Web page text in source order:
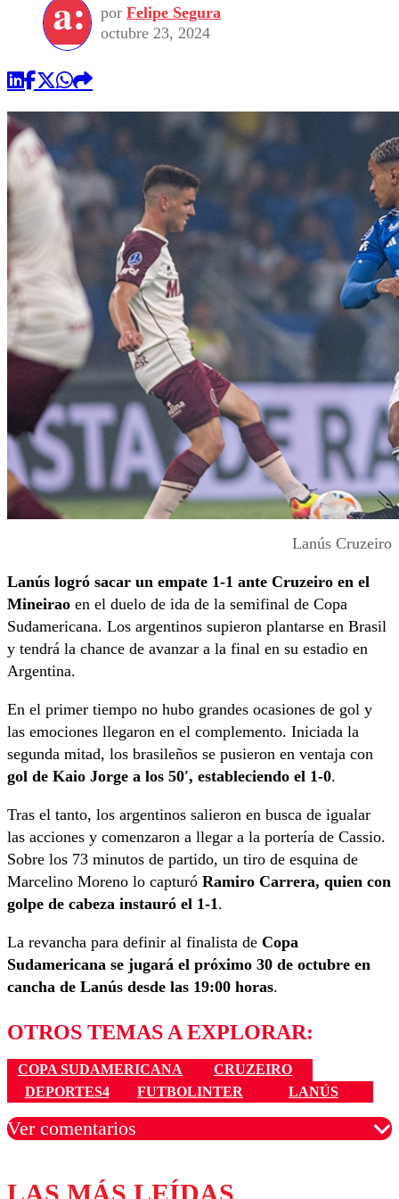
por Felipe Segura
octubre 23, 2024
Lanús Cruzeiro
Lanús logró sacar un empate 1-1 ante Cruzeiro en el
Mineirao en el duelo de ida de la semifinal de Copa
Sudamericana. Los argentinos supieron plantarse en Brasil
y tendrá la chance de avanzar a la final en su estadio en
Argentina.
En el primer tiempo no hubo grandes ocasiones de gol y
las emociones llegaron en el complemento. Iniciada la
segunda mitad, los brasileños se pusieron en ventaja con
gol de Kaio Jorge a los 50′, estableciendo el 1-0.
Tras el tanto, los argentinos salieron en busca de igualar
las acciones y comenzaron a llegar a la portería de Cassio.
Sobre los 73 minutos de partido, un tiro de esquina de
Marcelino Moreno lo capturó Ramiro Carrera, quien con
golpe de cabeza instauró el 1-1.
La revancha para definir al finalista de Copa
Sudamericana se jugará el próximo 30 de octubre en
cancha de Lanús desde las 19:00 horas.
OTROS TEMAS A EXPLORAR:
COPA SUDAMERICANA
CRUZEIRO
DEPORTES4
FUTBOLINTER LANÚS
Ver comentarios
Los comentarios son moderados para garantizar un
LAS MÁS LEÍDAS